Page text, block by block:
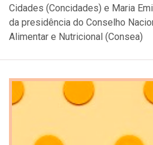
Cidades (Concidades) e Maria
da presidência do Conselho
Alimentar e Nutricional (Consea)